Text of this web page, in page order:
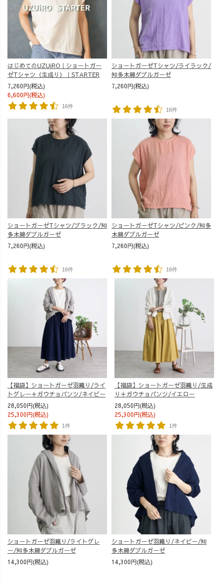
はじめてのUZUiRO｜ショートガー
ゼTシャツ（生成り）｜STARTER
7,260円(税込)
6,600円(税込)
16件
ショートガーゼTシャツ/ライラック/
知多木綿ダブルガーゼ
7,260円(税込)
16件
ショートガーゼTシャツ/ブラック/知
多木綿ダブルガーゼ
7,260円(税込)
16件
ショートガーゼTシャツ/ピンク/知多
木綿ダブルガーゼ
7,260円(税込)
16件
【福袋】ショートガーゼ羽織り/ライ
トグレー＋ガウチョパンツ/ネイビー
28,050円(税込)
25,300円(税込)
1件
【福袋】ショートガーゼ羽織り/生成
り＋ガウチョパンツ/イエロー
28,050円(税込)
25,300円(税込)
1件
ショートガーゼ羽織り/ライトグレ
ー/知多木綿ダブルガーゼ
14,300円(税込)
ショートガーゼ羽織り/ネイビー/知
多木綿ダブルガーゼ
14,300円(税込)